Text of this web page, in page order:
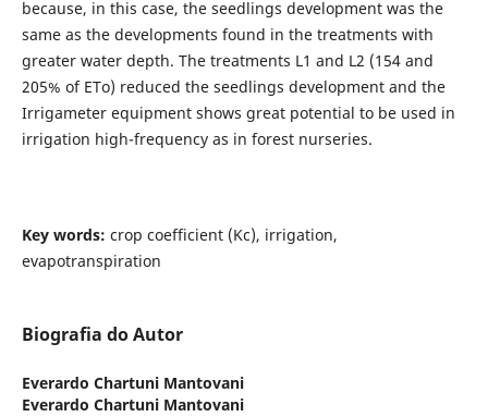
because, in this case, the seedlings development was the
same as the developments found in the treatments with
greater water depth. The treatments L1 and L2 (154 and
205% of ETo) reduced the seedlings development and the
Irrigameter equipment shows great potential to be used in
irrigation high-frequency as in forest nurseries.
Key words: crop coefficient (Kc), irrigation,
evapotranspiration
Biografia do Autor
Everardo Chartuni Mantovani
Everardo Chartuni Mantovani